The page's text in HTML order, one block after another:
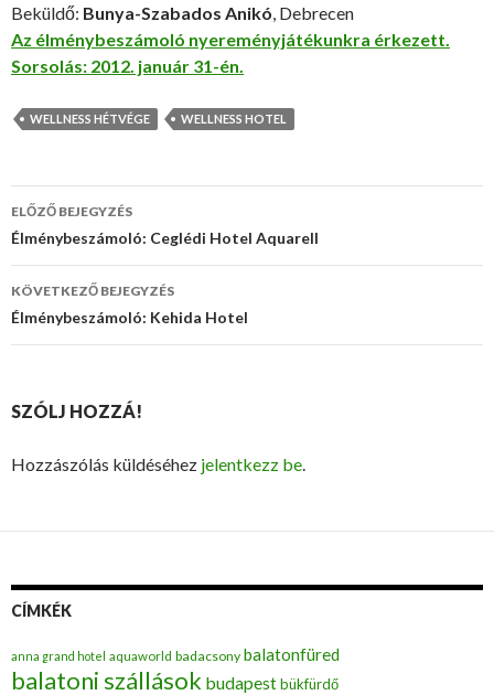
Beküldő: Bunya-Szabados Anikó, Debrecen
Az élménybeszámoló nyereményjátékunkra érkezett.
Sorsolás: 2012. január 31-én.
WELLNESS HÉTVÉGE WELLNESS HOTEL
Bejegyzés
navigáció
ELŐZŐ BEJEGYZÉS
Élménybeszámoló: Ceglédi Hotel Aquarell
KÖVETKEZŐ BEJEGYZÉS
Élménybeszámoló: Kehida Hotel
SZÓLJ HOZZÁ!
Hozzászólás küldéséhez jelentkezz be.
CÍMKÉK
anna grand hotel aquaworld badacsony balatonfüred
balatoni szállások budapestbükfürdő